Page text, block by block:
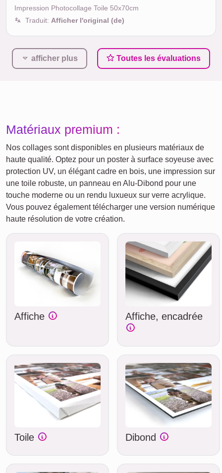
Impression Photocollage Toile 50x70cm
Traduit: Afficher l'original (de)
afficher plus Toutes les évaluations
Matériaux premium :
Nos collages sont disponibles en plusieurs matériaux de
haute qualité. Optez pour un poster à surface soyeuse avec
protection UV, un élégant cadre en bois, une impression sur
une toile robuste, un panneau en Alu-Dibond pour une
touche moderne ou un rendu luxueux sur verre acrylique.
Vous pouvez également télécharger une version numérique
haute résolution de votre création.
Affiche Affiche, encadrée
Toile Dibond